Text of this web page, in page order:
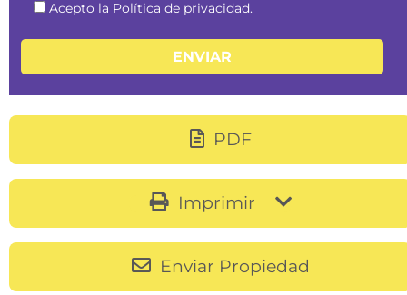
Acepto la Política de privacidad.
PDF
Imprimir
Enviar Propiedad